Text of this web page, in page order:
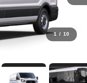
1 / 10